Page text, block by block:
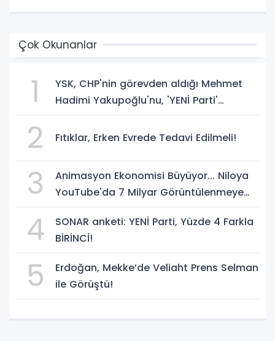
Çok Okunanlar
1
YSK, CHP'nin görevden aldığı Mehmet
Hadimi Yakupoğlu'nu, 'YENİ Parti'
2 Fıtıklar, Erken Evrede Tedavi Edilmeli!
3
Animasyon Ekonomisi Büyüyor... Niloya
YouTube'da 7 Milyar Görüntülenmeye
4
SONAR anketi: YENİ Parti, Yüzde 4 Farkla
BİRİNCİ!
5
Erdoğan, Mekke’de Veliaht Prens Selman
ile Görüştü!